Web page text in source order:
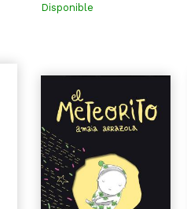
Disponible